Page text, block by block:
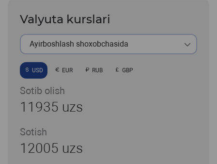
Valyuta kurslari
Ayirboshlash shoxobchasida
USD EUR RUB GBP
Sotib olish
11935 uzs
Sotish
12005 uzs